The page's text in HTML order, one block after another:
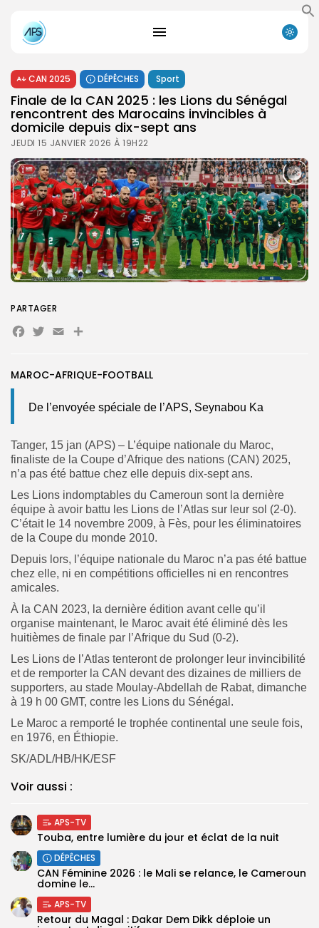
CAN 2025 DÉPÊCHES Sport
Finale de la CAN 2025 : les Lions du Sénégal
rencontrent des Marocains invincibles à
domicile depuis dix-sept ans
JEUDI 15 JANVIER 2026 À 19H22
MAROC-AFRIQUE-FOOTBALL
De l’envoyée spéciale de l’APS, Seynabou Ka
Tanger, 15 jan (APS) – L’équipe nationale du Maroc,
finaliste de la Coupe d’Afrique des nations (CAN) 2025,
n’a pas été battue chez elle depuis dix-sept ans.
Les Lions indomptables du Cameroun sont la dernière
équipe à avoir battu les Lions de l’Atlas sur leur sol (2-0).
C’était le 14 novembre 2009, à Fès, pour les éliminatoires
de la Coupe du monde 2010.
Depuis lors, l’équipe nationale du Maroc n’a pas été battue
chez elle, ni en compétitions officielles ni en rencontres
amicales.
À la CAN 2023, la dernière édition avant celle qu’il
organise maintenant, le Maroc avait été éliminé dès les
huitièmes de finale par l’Afrique du Sud (0-2).
Les Lions de l’Atlas tenteront de prolonger leur invincibilité
et de remporter la CAN devant des dizaines de milliers de
supporters, au stade Moulay-Abdellah de Rabat, dimanche
à 19 h 00 GMT, contre les Lions du Sénégal.
Le Maroc a remporté le trophée continental une seule fois,
en 1976, en Éthiopie.
SK/ADL/HB/HK/ESF
Voir aussi :
APS-TV
Touba, entre lumière du jour et éclat de la nuit
DÉPÊCHES
‎CAN Féminine 2026 : le Mali se relance, le Cameroun
domine le...
APS-TV
Retour du Magal : Dakar Dem Dikk déploie un
PARTAGER
Facebook
Twitter
EmailPartager